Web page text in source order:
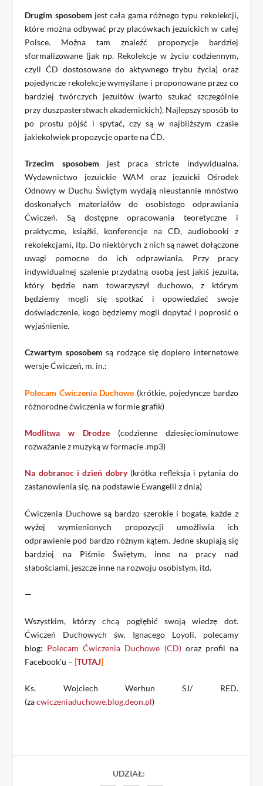
Drugim sposobem jest cała gama różnego typu rekolekcji,
które można odbywać przy placówkach jezuickich w całej
Polsce. Można tam znaleźć propozycje bardziej
sformalizowane (jak np. Rekolekcje w życiu codziennym,
czyli ĆD dostosowane do aktywnego trybu życia) oraz
pojedyncze rekolekcje wymyślane i proponowane przez co
bardziej twórczych jezuitów (warto szukać szczególnie
przy duszpasterstwach akademickich). Najlepszy sposób to
po prostu pójść i spytać, czy są w najbliższym czasie
jakiekolwiek propozycje oparte na ĆD.
Trzecim sposobem jest praca stricte indywidualna.
Wydawnictwo jezuickie WAM oraz jezuicki Ośrodek
Odnowy w Duchu Świętym wydają nieustannie mnóstwo
doskonałych materiałów do osobistego odprawiania
Ćwiczeń. Są dostępne opracowania teoretyczne i
praktyczne, książki, konferencje na CD, audiobooki z
rekolekcjami, itp. Do niektórych z nich są nawet dołączone
uwagi pomocne do ich odprawiania. Przy pracy
indywidualnej szalenie przydatną osobą jest jakiś jezuita,
który będzie nam towarzyszył duchowo, z którym
będziemy mogli się spotkać i opowiedzieć swoje
doświadczenie, kogo będziemy mogli dopytać i poprosić o
wyjaśnienie.
Czwartym sposobem są rodzące się dopiero internetowe
wersje Ćwiczeń, m. in.:
Polecam Ćwiczenia Duchowe (krótkie, pojedyncze bardzo
różnorodne ćwiczenia w formie grafik)
Modlitwa w Drodze (codzienne dziesięciominutowe
rozważanie z muzyką w formacie .mp3)
Na dobranoc i dzień dobry(krótka refleksja i pytania do
zastanowienia się, na podstawie Ewangelii z dnia)
Ćwiczenia Duchowe są bardzo szerokie i bogate, każde z
wyżej wymienionych propozycji umożliwia ich
odprawienie pod bardzo różnym kątem. Jedne skupiają się
bardziej na Piśmie Świętym, inne na pracy nad
słabościami, jeszcze inne na rozwoju osobistym, itd.
—
Wszystkim, którzy chcą pogłębić swoją wiedzę dot.
Ćwiczeń Duchowych św. Ignacego Loyoli, polecamy
blog: Polecam Ćwiczenia Duchowe (CD)oraz profil na
Facebook’u – [TUTAJ]
Ks. Wojciech Werhun SJ/ RED.
(zacwiczeniaduchowe.blog.deon.pl)
UDZIAŁ: